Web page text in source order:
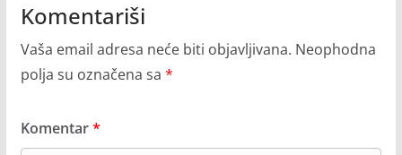
Komentariši
Vaša email adresa neće biti objavljivana. Neophodna
polja su označena sa *
Komentar*